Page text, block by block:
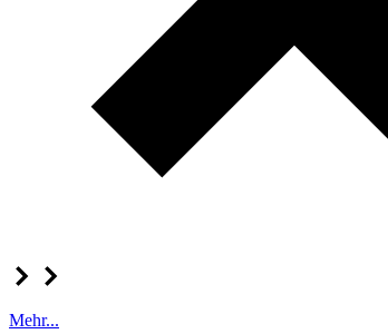
Mehr...